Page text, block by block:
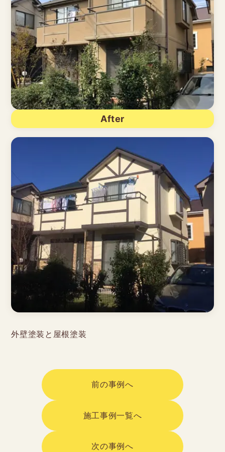
After
外壁塗装と屋根塗装
前の事例へ
施工事例一覧へ
次の事例へ